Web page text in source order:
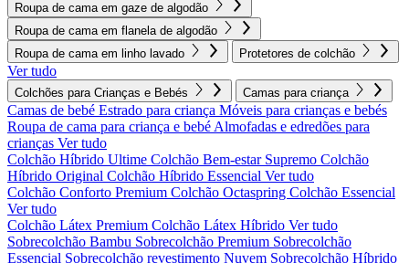
Roupa de cama em gaze de algodão
Roupa de cama em flanela de algodão
Roupa de cama em linho lavado
Protetores de colchão
Ver tudo
Colchões para Crianças e Bebés Camas para criança
Camas de bebé Estrado para criança Móveis para crianças e bebés
Roupa de cama para criança e bebé Almofadas e edredões para
crianças Ver tudo
Colchão Híbrido Ultime Colchão Bem-estar Supremo Colchão
Híbrido Original Colchão Híbrido Essencial Ver tudo
Colchão Conforto Premium Colchão Octaspring Colchão Essencial
Ver tudo
Colchão Látex Premium Colchão Látex Híbrido Ver tudo
Sobrecolchão Bambu Sobrecolchão Premium Sobrecolchão
Essencial Sobrecolchão revestimento Nuvem Sobrecolchão Híbrido